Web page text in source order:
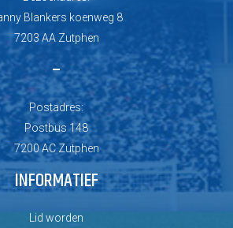
Blankers koenweg 8
7203 AA Zutphen
–
Postadres:
Postbus 148
7200 AC Zutphen
INFORMATIEF
Lid worden